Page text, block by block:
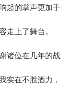
起的掌声更加手
走上了舞台。
诸位在几年的战
实在不胜酒力，